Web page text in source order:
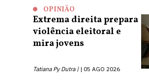
OPINIÃO
Extrema direita prepara
violência eleitoral e
mira jovens
Tatiana Py Dutra | 05 AGO 2026